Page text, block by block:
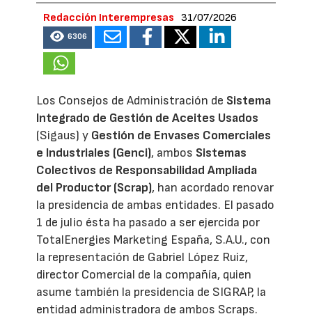
Redacción Interempresas 31/07/2026
6306
Los Consejos de Administración de Sistema
Integrado de Gestión de Aceites Usados
(Sigaus) y Gestión de Envases Comerciales
e Industriales (Genci), ambos Sistemas
Colectivos de Responsabilidad Ampliada
del Productor (Scrap), han acordado renovar
la presidencia de ambas entidades. El pasado
1 de julio ésta ha pasado a ser ejercida por
TotalEnergies Marketing España, S.A.U., con
la representación de Gabriel López Ruiz,
director Comercial de la compañía, quien
asume también la presidencia de SIGRAP, la
entidad administradora de ambos Scraps.